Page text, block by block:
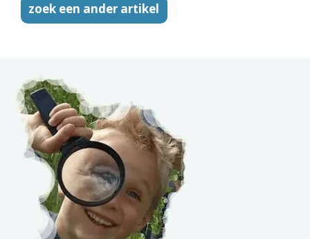
zoek een ander artikel